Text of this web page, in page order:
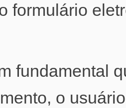
formulário
fundamental
o